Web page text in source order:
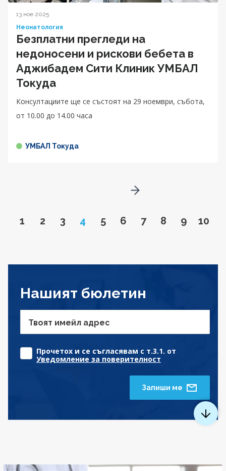
13 ное 2025
Неонатология
Безплатни прегледи на
недоносени и рискови бебета в
Аджибадем Сити Клиник УМБАЛ
Токуда
Консултациите ще се състоят на 29 ноември, събота,
от 10.00 до 14.00 чaса
УМБАЛ Токуда
Go to page
1 Go to page
2 Go to page
3 Page
4 Go to page
5 Go to page
6 Go to page
7 Go to page
8 Go to
9 Go
10
Go to next page
Нашият бюлетин
Твоят имейл адрес
Прочетох и се съгласявам с т.3.1. от
Уведомление за поверителност
Запиши ме